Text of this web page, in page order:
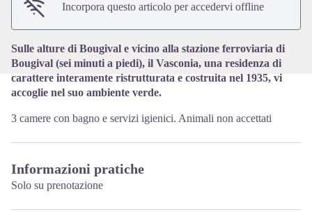
Incorpora questo articolo per accedervi offline
Sulle alture di Bougival e vicino alla stazione ferroviaria di
Bougival (sei minuti a piedi), il Vasconia, una residenza di
carattere interamente ristrutturata e costruita nel 1935, vi
accoglie nel suo ambiente verde.
3 camere con bagno e servizi igienici. Animali non accettati
Informazioni pratiche
Solo su prenotazione